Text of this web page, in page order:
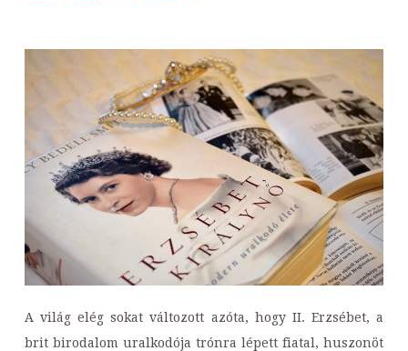
A világ elég sokat változott azóta, hogy II. Erzsébet, a
brit birodalom uralkodója trónra lépett fiatal, huszonöt